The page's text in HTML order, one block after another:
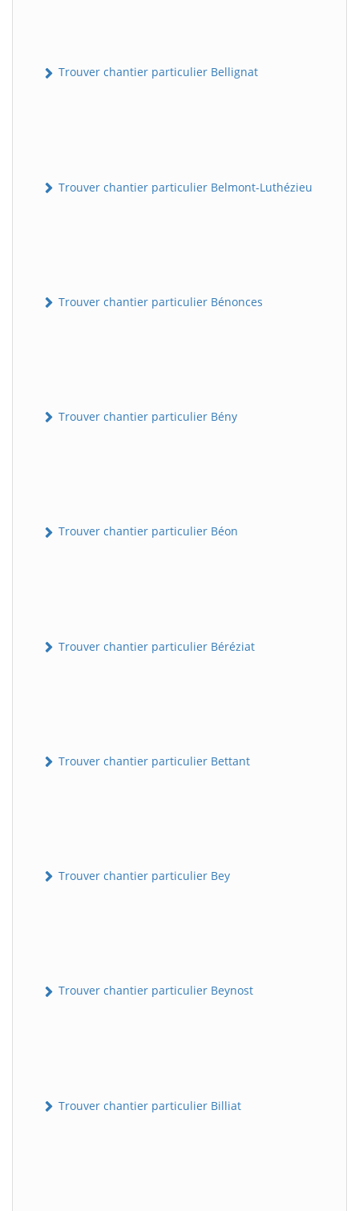
Trouver chantier particulier Bellignat
Trouver chantier particulier Belmont-Luthézieu
Trouver chantier particulier Bénonces
Trouver chantier particulier Bény
Trouver chantier particulier Béon
Trouver chantier particulier Béréziat
Trouver chantier particulier Bettant
Trouver chantier particulier Bey
Trouver chantier particulier Beynost
Trouver chantier particulier Billiat